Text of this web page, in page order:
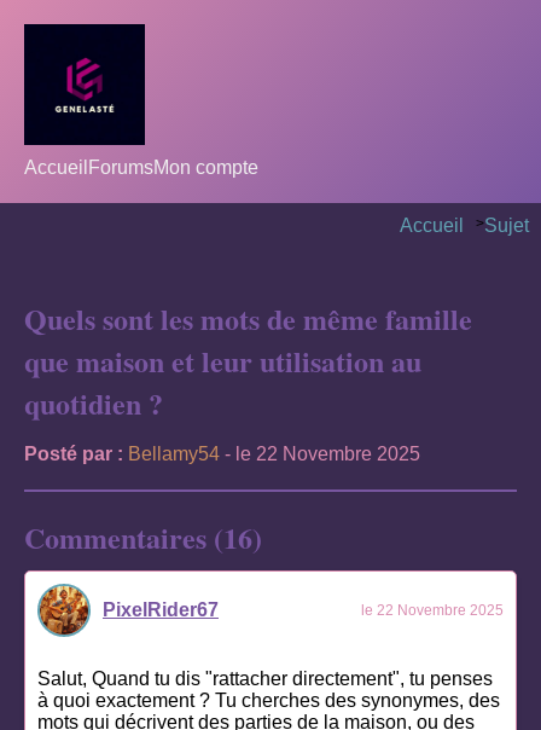
Accueil ForumsMon compte
Accueil >Sujet
Quels sont les mots de même famille
que maison et leur utilisation au
quotidien ?
Posté par : Bellamy54 - le 22 Novembre 2025
Commentaires (16)
PixelRider67 le 22 Novembre 2025
Salut, Quand tu dis "rattacher directement", tu penses
à quoi exactement ? Tu cherches des synonymes, des
mots qui décrivent des parties de la maison, ou des